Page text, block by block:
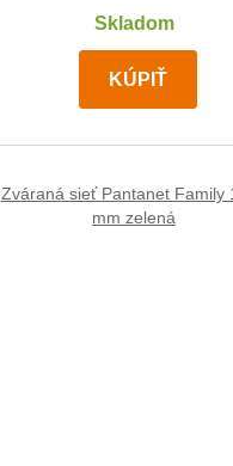
Skladom
KÚPIŤ
Zváraná sieť Pantanet Family
mm zelená